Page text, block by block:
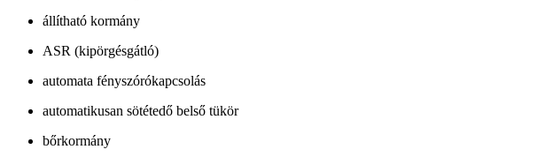
állítható kormány
ASR (kipörgésgátló)
automata fényszórókapcsolás
automatikusan sötétedő belső tükör
bőrkormány